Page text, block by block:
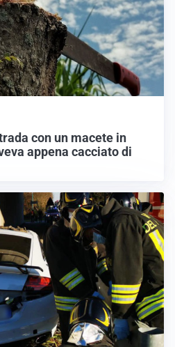
con un macete in
appena cacciato di